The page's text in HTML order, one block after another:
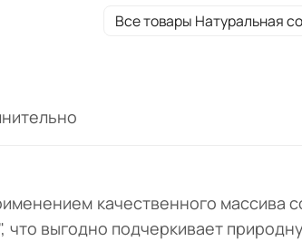
представлена двумя
Изделие подходит для
Все товары Натуральная
качественного массива
что выгодно подчеркивает